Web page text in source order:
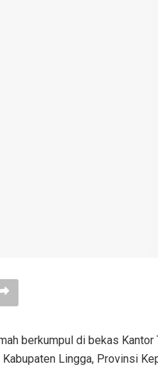
berkumpul di bekas
Lingga, Provinsi